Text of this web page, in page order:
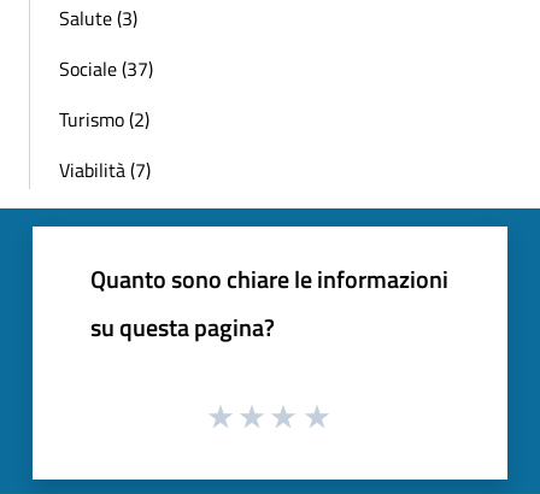
Salute (3)
Sociale (37)
Turismo (2)
Viabilità (7)
Quanto sono chiare le informazioni
su questa pagina?